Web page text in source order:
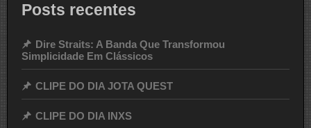
Posts recentes
Dire Straits: A Banda Que Transformou
Simplicidade Em Clássicos
CLIPE DO DIA JOTA QUEST
CLIPE DO DIA INXS